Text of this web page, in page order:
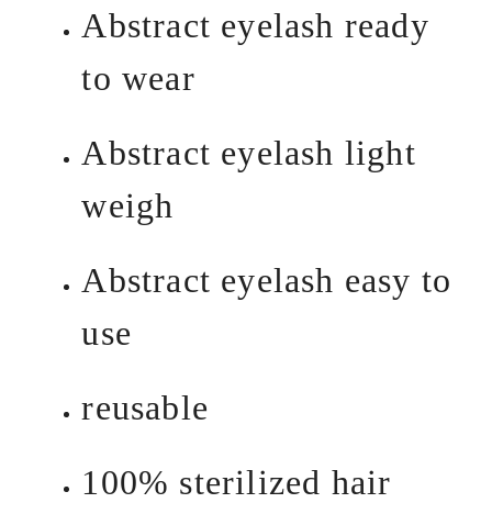
Abstract eyelash ready
to wear
Abstract eyelash light
weigh
Abstract eyelash easy to
use
reusable
100% sterilized hair